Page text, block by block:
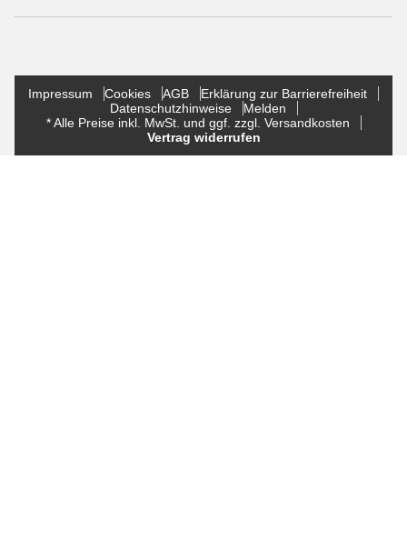
Impressum Cookies AGB
Erklärung zur Barrierefreiheit
Datenschutzhinweise
Melden
* Alle Preise inkl. MwSt. und ggf. zzgl. Versandkosten
Vertrag widerrufen